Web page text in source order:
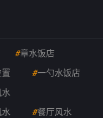
#章水饭店
#一勺水饭店
#餐厅风水